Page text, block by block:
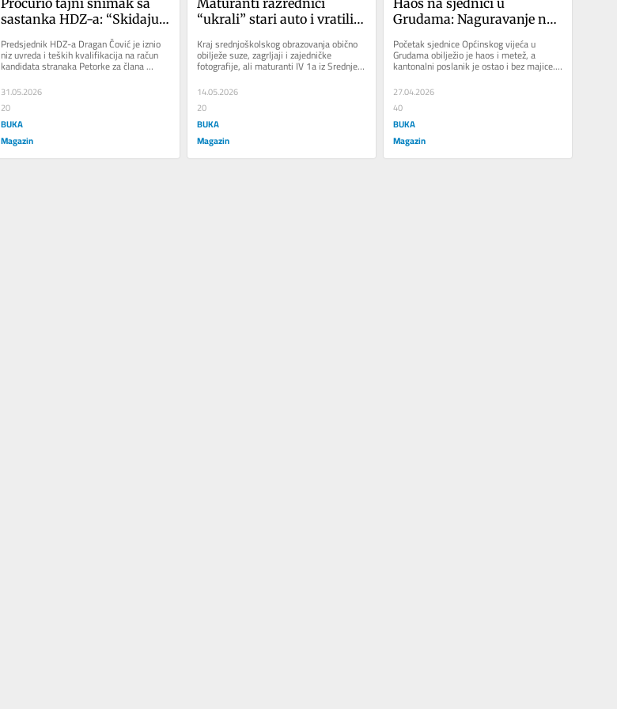
sastanka HDZ-a: “Skidaju
Predsjednik HDZ-a Dragan Čović je iznio
niz uvreda i teških kvalifikacija na račun
kandidata stranaka Petorke za člana
31.05.2026
20
BUKA
Magazin
“ukrali” stari auto i vratili
Kraj srednjoškolskog obrazovanja obično
obilježe suze, zagrljaji i zajedničke
fotografije, ali maturanti IV 1a iz Srednje
saobraćajne škole...
14.05.2026
20
BUKA
Magazin
Grudama: Naguravanje na
majice prije sjednice
(VIDEO)
Početak sjednice Općinskog vijeća u
Grudama obilježio je haos i metež, a
kantonalni poslanik je ostao i bez majice.
Kako piše Hercegovina.info,...
27.04.2026
40
BUKA
Magazin